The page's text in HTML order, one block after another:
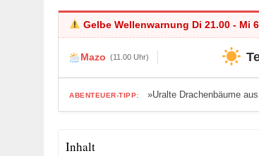
Gelbe Wellenwarnung Di 21.00 - Mi
Mazo (11.00 Uhr)
ABENTEUER-TIPP: »Uralte Drachenbäume
Inhalt